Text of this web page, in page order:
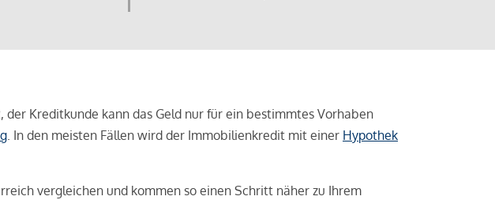
Kreditkunde kann das Geld nur für ein bestimmtes Vorhaben
. In den meisten Fällen wird der Immobilienkredit mit einer Hypothek
vergleichen und kommen so einen Schritt näher zu Ihrem